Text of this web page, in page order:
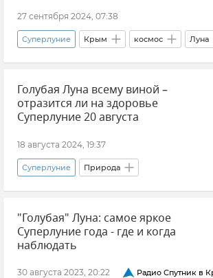
27 сентября 2024, 07:38
Суперлуние Крым космос Луна
Астрономия Общество
Московский планетарий
Голубая Луна всему виной –
отразится ли на здоровье
Суперлуние 20 августа
18 августа 2024, 19:37
Суперлуние Природа
Эксклюзивы РИА Новости Крым Луна
космос Новости Здоровье
"Голубая" Луна: самое яркое
Суперлуние года - где и когда
наблюдать
30 августа 2023, 20:22 Радио Спутник в